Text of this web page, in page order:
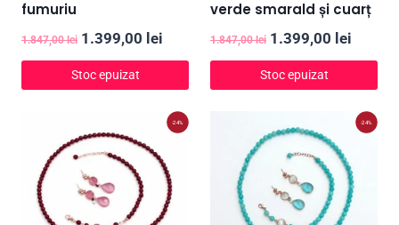
fumuriu
1.847,00lei Prețul
inițial
a
1.847,00 lei.
1.399,00 lei
curent
este:
1.399,00 lei.
Stoc epuizat
verde smarald și cuarț
1.847,00lei Prețul
inițial
a
1.847,00 lei.
1.399,00 lei
curent
este:
Stoc epuizat
-24% -24%